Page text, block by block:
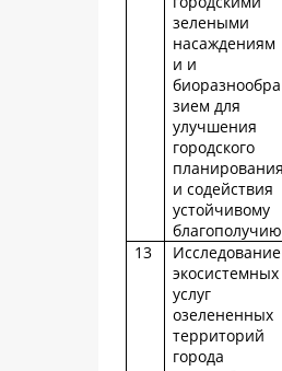
зелеными
насаждениям
и и
биоразнообра
зием для
улучшения
городского
планирования
и содействия
устойчивому
благополучию
13
Исследование
экосистемных
услуг
озелененных
территорий
города